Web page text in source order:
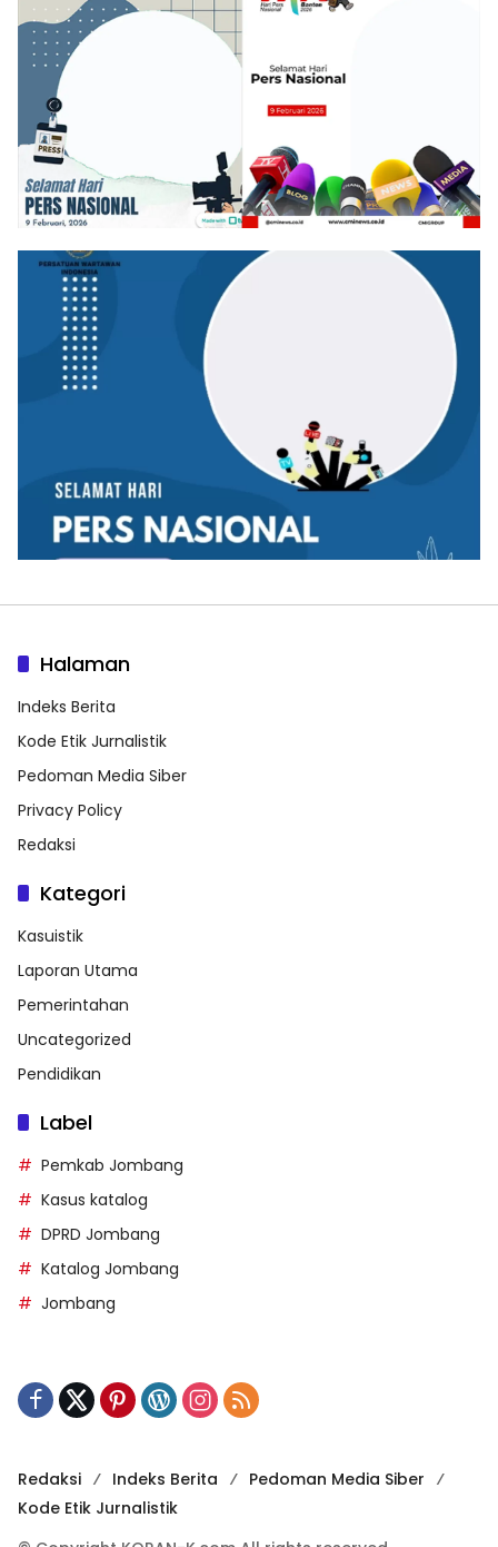
Halaman
Indeks Berita
Kode Etik Jurnalistik
Pedoman Media Siber
Privacy Policy
Redaksi
Kategori
Kasuistik
Laporan Utama
Pemerintahan
Uncategorized
Pendidikan
Label
Pemkab Jombang
Kasus katalog
DPRD Jombang
Katalog Jombang
Jombang
Redaksi Indeks Berita
Pedoman Media Siber
Kode Etik Jurnalistik